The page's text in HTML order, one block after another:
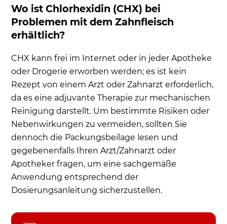
Wo ist Chlorhexidin (CHX) bei
Problemen mit dem Zahnfleisch
erhältlich?
CHX kann frei im Internet oder in jeder Apotheke
oder Drogerie erworben werden; es ist kein
Rezept von einem Arzt oder Zahnarzt erforderlich,
da es eine adjuvante Therapie zur mechanischen
Reinigung darstellt. Um bestimmte Risiken oder
Nebenwirkungen zu vermeiden, sollten Sie
dennoch die Packungsbeilage lesen und
gegebenenfalls Ihren Arzt/Zahnarzt oder
Apotheker fragen, um eine sachgemäße
Anwendung entsprechend der
Dosierungsanleitung sicherzustellen.